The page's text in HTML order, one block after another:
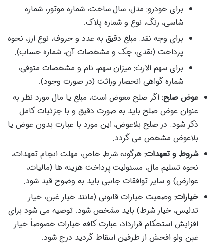
برای خودرو: مدل، سال ساخت، شماره موتور، شماره
شاسی، رنگ، نوع و شماره پلاک.
برای وجه نقد: مبلغ دقیق به عدد و حروف، نوع ارز، نحوه
پرداخت (نقدی، چک و مشخصات آن، شماره حساب).
برای سهم الارث: میزان سهم، نام و مشخصات متوفی،
شماره گواهی انحصار وراثت (در صورت وجود).
عوض صلح: اگر صلح معوض است، مبلغ یا مال مورد نظر به
عنوان عوض صلح باید به صورت دقیق و با جزئیات کامل
ذکر شود. در صلح بلاعوض، این مورد با عبارت بدون عوض یا
بلاعوض مشخص می گردد.
شروط و تعهدات: هرگونه شرط خاص، مهلت انجام تعهدات،
نحوه تسلیم مال، مسئولیت پرداخت هزینه ها (مالیات،
عوارض) و سایر توافقات جانبی باید به وضوح قید شود.
خیارات: وضعیت خیارات قانونی (مانند خیار غبن، خیار
تدلیس، خیار شرط) باید مشخص شود. توصیه می شود برای
افزایش استحکام قرارداد، عبارت کافه خیارات خصوصاً خیار
غبن ولو افحش از طرفین اسقاط گردید درج شود.